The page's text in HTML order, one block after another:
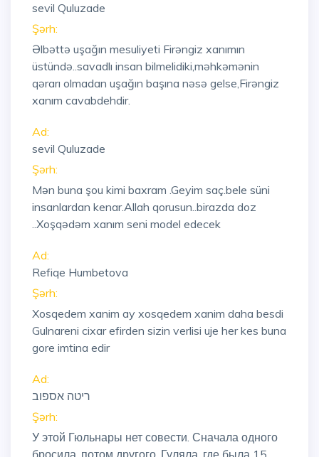
sevil Quluzade
Şərh:
Əlbəttə uşağın mesuliyeti Firəngiz xanımın
üstündə..savadlı insan bilmelidiki,məhkəmənin
qərarı olmadan uşağın başına nəsə gelse,Firəngiz
xanım cavabdehdir.
Ad:
sevil Quluzade
Şərh:
Mən buna şou kimi baxram .Geyim saç.bele süni
insanlardan kenar.Allah qorusun..birazda doz
..Xoşqədəm xanım seni model edecek
Ad:
Refiqe Humbetova
Şərh:
Xosqedem xanim ay xosqedem xanim daha besdi
Gulnareni cixar efirden sizin verlisi uje her kes buna
gore imtina edir
Ad:
ריטה אספוב
Şərh:
У этой Гюльнары нет совести. Сначала одного